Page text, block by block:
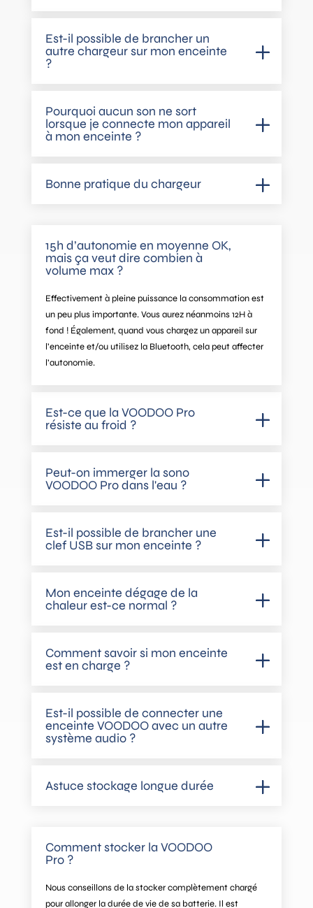
Est-il possible de brancher un
autre chargeur sur mon enceinte
?
Pourquoi aucun son ne sort
lorsque je connecte mon appareil
à mon enceinte ?
Bonne pratique du chargeur
15h d’autonomie en moyenne OK,
mais ça veut dire combien à
volume max ?
Effectivement à pleine puissance la consommation est
un peu plus importante. Vous aurez néanmoins 12H à
fond ! Également, quand vous chargez un appareil sur
l’enceinte et/ou utilisez la Bluetooth, cela peut affecter
l’autonomie.
Est-ce que la VOODOO Pro
résiste au froid ?
Peut-on immerger la sono
VOODOO Pro dans l'eau ?
Est-il possible de brancher une
clef USB sur mon enceinte ?
Mon enceinte dégage de la
chaleur est-ce normal ?
Comment savoir si mon enceinte
est en charge ?
Est-il possible de connecter une
enceinte VOODOO avec un autre
système audio ?
Astuce stockage longue durée
Comment stocker la VOODOO
Pro ?
Nous conseillons de la stocker complètement chargé
pour allonger la durée de vie de sa batterie. Il est